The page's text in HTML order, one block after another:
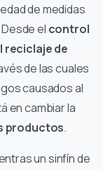
de medidas
el control
reciclaje de
de las cuales
causados al
en cambiar la
productos.
un sinfín de